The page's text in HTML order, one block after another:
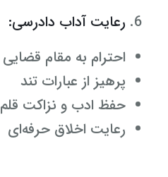
رعایت آداب دادرسی:
احترام به مقام قضایی
پرهیز از عبارات تند
حفظ ادب و نزاکت قلم
رعایت اخلاق حرفه‌ای